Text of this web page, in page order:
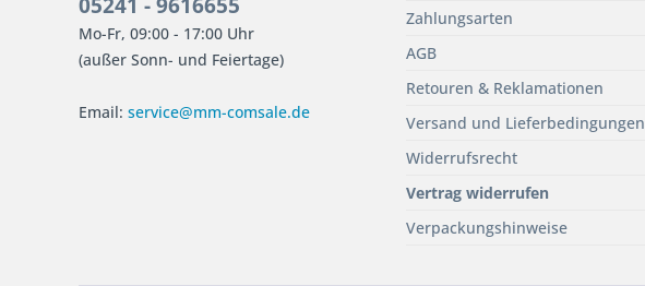
Mo-Fr, 09:00 - 17:00 Uhr
(außer Sonn- und Feiertage)
Email: service@mm-comsale.de
Zahlungsarten
AGB
Retouren & Reklamationen
Versand und Lieferbedingungen
Widerrufsrecht
Vertrag widerrufen
Verpackungshinweise